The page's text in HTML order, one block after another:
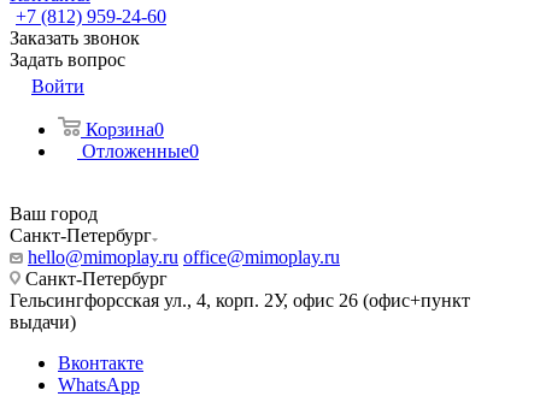
+7 (812) 959-24-60
Заказать звонок
Задать вопрос
Войти
Корзина0
Отложенные0
Ваш город
Санкт-Петербург
hello@mimoplay.ru office@mimoplay.ru
Санкт-Петербург
Гельсингфорсская ул., 4, корп. 2У, офис 26 (офис+пункт
выдачи)
Вконтакте
WhatsApp